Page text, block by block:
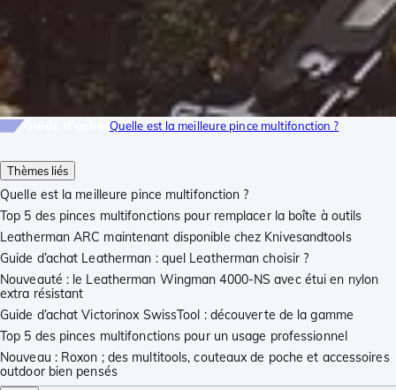
Thèmes liés
Quelle est la meilleure pince multifonction ?
Top 5 des pinces multifonctions pour remplacer la boîte à outils
Leatherman ARC maintenant disponible chez Knivesandtools
Guide d’achat Leatherman : quel Leatherman choisir ?
Nouveauté : le Leatherman Wingman 4000-NS avec étui en nylon
extra résistant
Guide d’achat Victorinox SwissTool : découverte de la gamme
Top 5 des pinces multifonctions pour un usage professionnel
Nouveau : Roxon ; des multitools, couteaux de poche et accessoires
outdoor bien pensés
Quelle est la meilleure pince multifonction ?